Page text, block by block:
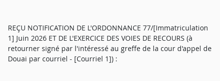
REÇU NOTIFICATION DE L'ORDONNANCE 77/[Immatriculation
1] Juin 2026 ET DE L'EXERCICE DES VOIES DE RECOURS (à
retourner signé par l'intéressé au greffe de la cour d'appel de
Douai par courriel - [Courriel 1]) :